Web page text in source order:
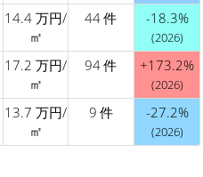
14.4 万円/
㎡
44 件 -18.3%
(2026)
17.2 万円/
㎡
94 件 +173.2%
(2026)
13.7 万円/
㎡
9 件 -27.2%
(2026)